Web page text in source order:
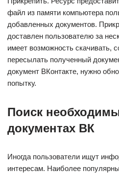
файл из памяти компьютера
добавленных документов.
доставлен пользователю за
имеет возможность скачивать,
пересылать полученный
документ ВКонтакте, нужно
попытку.
Поиск
документах ВК
Иногда пользователи ищут
интересам. Наиболее